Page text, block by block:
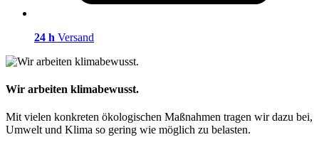
24 h Versand
Wir arbeiten klimabewusst.
Mit vielen konkreten ökologischen Maßnahmen tragen wir dazu bei,
Umwelt und Klima so gering wie möglich zu belasten.